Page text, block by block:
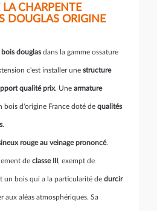
CHARPENTE
DOUGLAS ORIGINE
douglasdans la gamme ossature
c'est installer une structure
qualité prix. Une armature
bois d'origine France doté de qualités
.
rouge au veinage prononcé.
de classe III , exempt de
un bois qui a la particularité de durcir
aux aléas atmosphériques. Sa